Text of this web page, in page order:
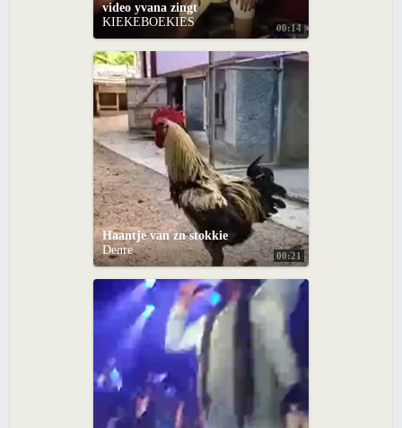
00:14
video yvana zingt
KIEKEBOEKIES
00:21
Haantje van zn stokkie
Denre